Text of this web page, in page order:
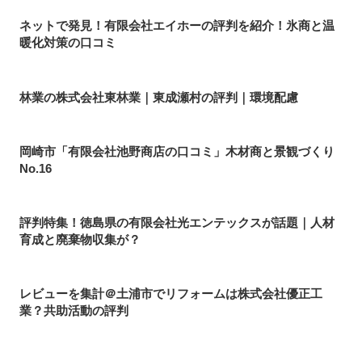
ネットで発見！有限会社エイホーの評判を紹介！氷商と温
暖化対策の口コミ
林業の株式会社東林業｜東成瀬村の評判｜環境配慮
岡崎市「有限会社池野商店の口コミ」木材商と景観づくり
No.16
評判特集！徳島県の有限会社光エンテックスが話題｜人材
育成と廃棄物収集が？
レビューを集計＠土浦市でリフォームは株式会社優正工
業？共助活動の評判